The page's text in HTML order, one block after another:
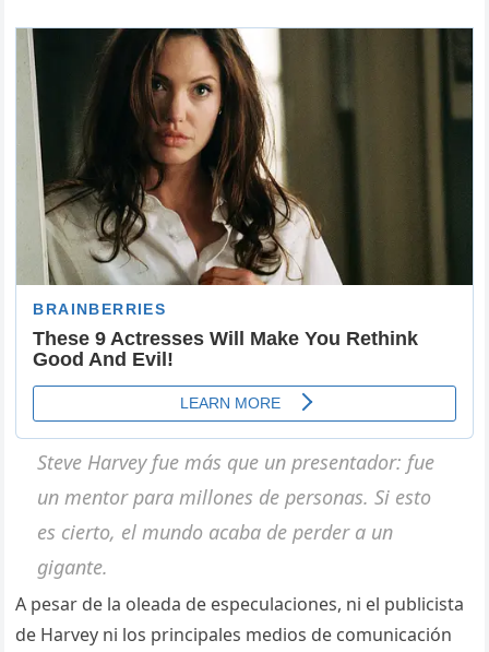
Steve Harvey fue más que un presentador: fue
un mentor para millones de personas. Si esto
es cierto, el mundo acaba de perder a un
gigante.
A pesar de la oleada de especulaciones, ni el publicista
de Harvey ni los principales medios de comunicación